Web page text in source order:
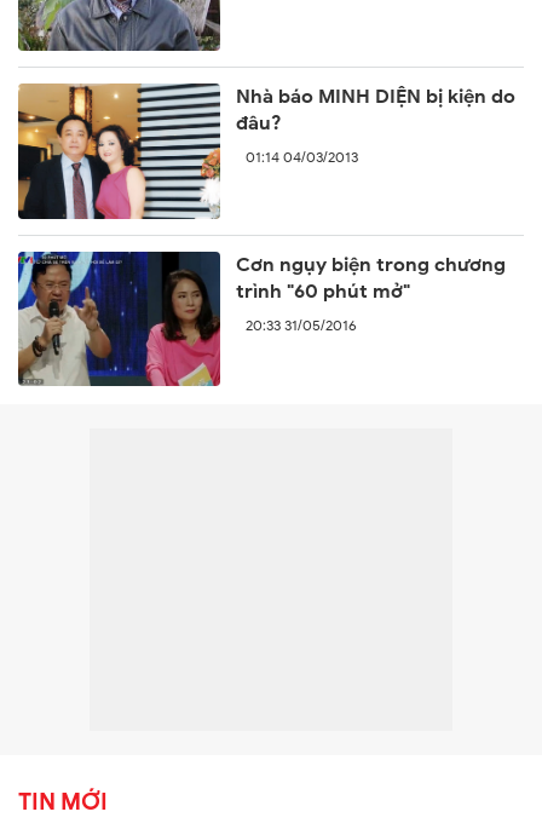
Nhà báo MINH DIỆN bị kiện do
đâu?
01:14 04/03/2013
Cơn ngụy biện trong chương
trình "60 phút mở"
20:33 31/05/2016
TIN MỚI